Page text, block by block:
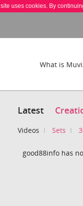
uses cookies. By
What is
Latest
Videos Sets
good88info has